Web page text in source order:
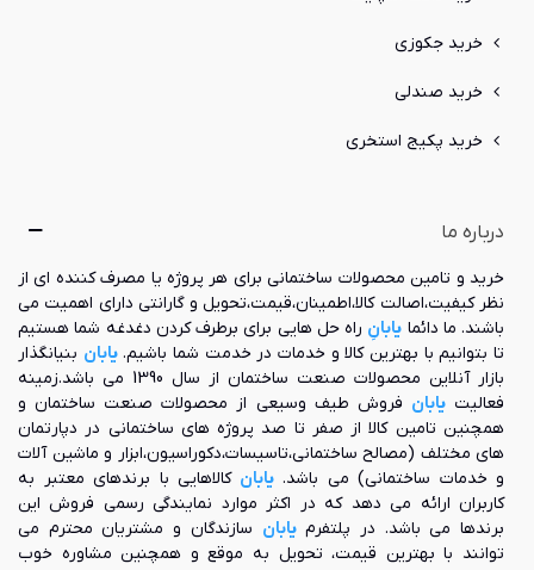
خرید جکوزی
خرید صندلی
خرید پکیج استخری
درباره ما
خرید و تامین محصولات ساختمانی برای هر پروژه یا مصرف کننده ای از
نظر کیفیت،اصالت کالا،اطمینان،قیمت،تحویل و گارانتی دارای اهمیت می
باشند. ما دائما یابانِ راه حل هایی برای برطرف کردن دغدغه شما هستیم
تا بتوانیم با بهترین کالا و خدمات در خدمت شما باشیم.یابان بنیانگذار
بازار آنلاین محصولات صنعت ساختمان از سال 1390 می باشد.زمینه
فعالیتیابان فروش طیف وسیعی از محصولات صنعت ساختمان و
همچنین تامین کالا از صفر تا صد پروژه های ساختمانی در دپارتمان
های مختلف (مصالح ساختمانی،تاسیسات،دکوراسیون،ابزار و ماشین آلات
و خدمات ساختمانی) می باشد.یابان کالاهایی با برندهای معتبر به
کاربران ارائه می دهد که در اکثر موارد نمایندگی رسمی فروش این
برندها می باشد. در پلتفرمیابان سازندگان و مشتریان محترم می
توانند با بهترین قیمت، تحویل به موقع و همچنین مشاوره خوب